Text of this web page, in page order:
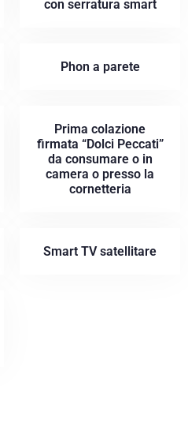
con serratura smart
Phon a parete
Prima colazione
firmata “Dolci Peccati”
da consumare o in
camera o presso la
cornetteria
Smart TV satellitare